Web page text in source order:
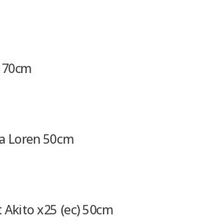
Loren 50cm
Akito x25 (ec) 50cm